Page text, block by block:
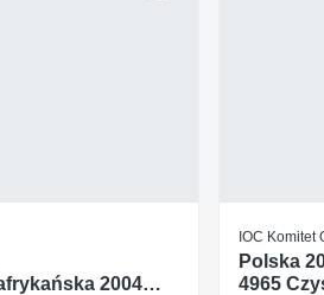
2004
IOC Komitet
Polska
4965